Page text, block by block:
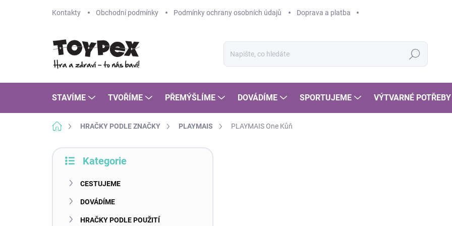
Kontakty Obchodní podmínky Podmínky ochrany osobních údajů Doprava a platba
Hledat
STAVÍME TVOŘÍME PŘEMÝŠLÍME DOVÁDÍME SPORTUJEME VÝTVARNÉ
Domů HRAČKY PODLE ZNAČKY PLAYMAIS PLAYMAIS One Kůň
P
Kategorie
CESTUJEME
DOVÁDÍME
HRAČKY PODLE POUŽITÍ